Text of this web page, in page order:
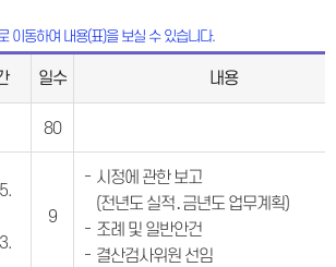
이동하여 내용(표)을 보실 수 있습니다.
일수 내용
80
9
시정에 관한 보고
(전년도 실적․금년도 업무계획)
조례 및 일반안건
결산검사위원 선임